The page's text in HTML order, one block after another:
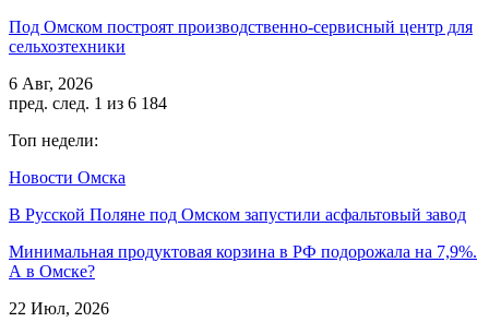
Под Омском построят производственно-сервисный центр для
сельхозтехники
6 Авг, 2026
пред. след. 1 из 6 184
Топ недели:
Новости Омска
В Русской Поляне под Омском запустили асфальтовый завод
Минимальная продуктовая корзина в РФ подорожала на 7,9%.
А в Омске?
22 Июл, 2026